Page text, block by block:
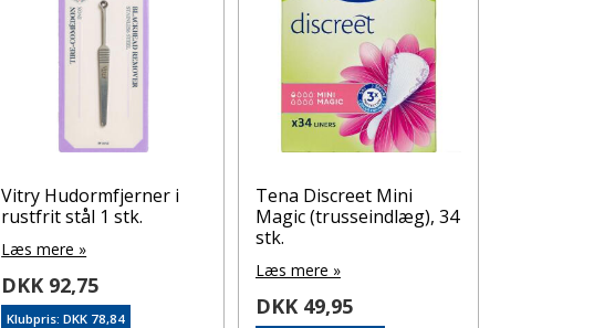
Vitry Hudormfjerner i
rustfrit stål 1 stk.
Læs mere »
DKK 92,75
Klubpris: DKK 78,84
Tena Discreet Mini
Magic (trusseindlæg), 34
stk.
Læs mere »
DKK 49,95